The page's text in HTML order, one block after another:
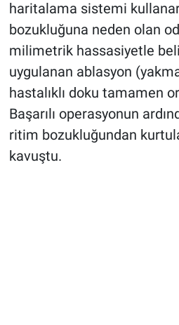
haritalama sistemi
bozukluğuna neden olan
milimetrik hassasiyetle
uygulanan ablasyon
hastalıklı doku tamamen
Başarılı operasyonun
ritim bozukluğundan
kavuştu.